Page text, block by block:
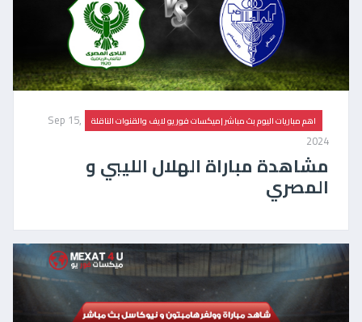
اهم مباريات اليوم بث مباشر |ميكسات فور يو لايف والقنوات الناقلة
Sep 15,
2024
مشاهدة مباراة الهلال الليبي و
المصري